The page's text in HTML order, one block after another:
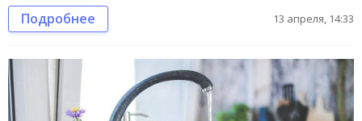
Подробнее 13 апреля, 14:33